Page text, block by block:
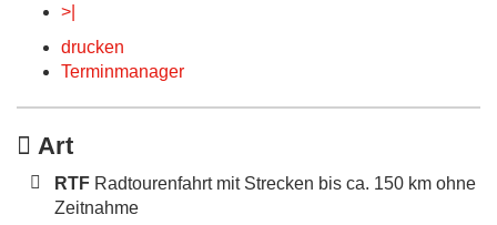
>|
drucken
Terminmanager
Art
RTF Radtourenfahrt mit Strecken bis ca. 150 km ohne
Zeitnahme